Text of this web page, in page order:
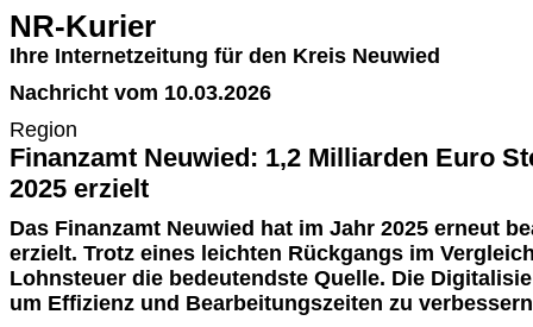
NR-Kurier
Ihre Internetzeitung für den Kreis Neuwied
Nachricht vom 10.03.2026
Region
Finanzamt Neuwied: 1,2 Milliarden Euro
2025 erzielt
Das Finanzamt Neuwied hat im Jahr 2025 erneut
erzielt. Trotz eines leichten Rückgangs im
Lohnsteuer die bedeutendste Quelle. Die
um Effizienz und Bearbeitungszeiten zu